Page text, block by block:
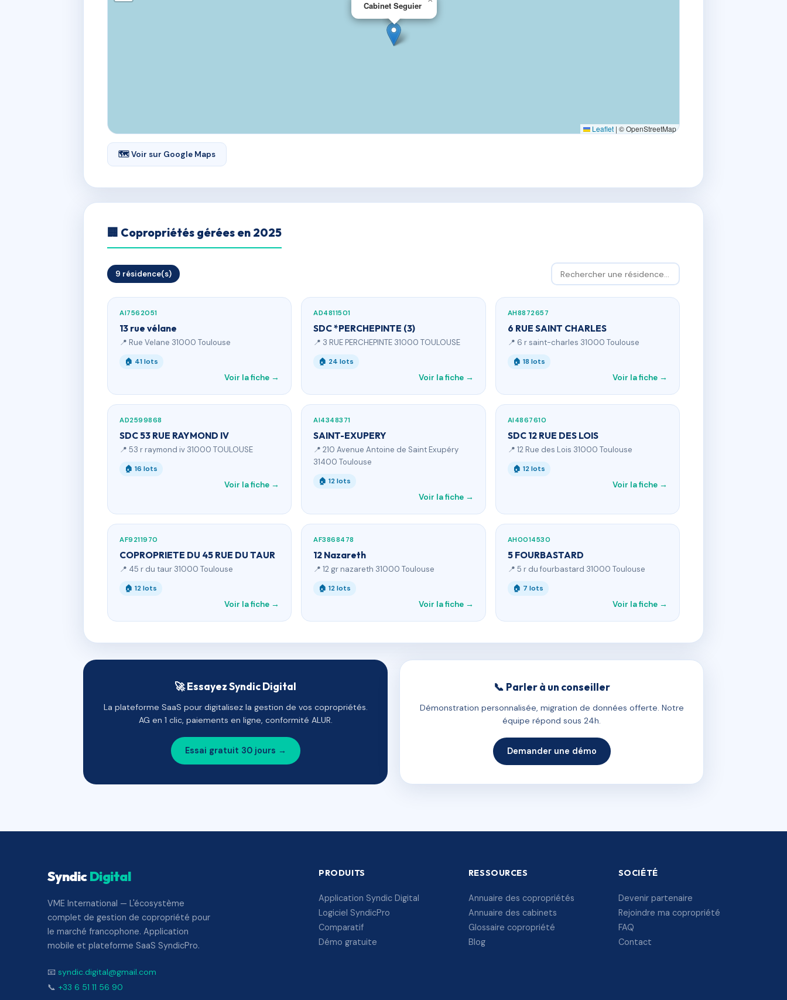
Cabinet Seguier
Leaflet | © OpenStreetMap
🗺 Voir sur Google Maps
🏢 Copropriétés gérées en 2025
9 résidence(s)
AI7562051
13 rue vélane
📍 Rue Velane 31000 Toulouse
🏠 41 lots
Voir la fiche →
AD4811501
SDC *PERCHEPINTE (3)
📍 3 RUE PERCHEPINTE 31000 TOULOUSE
🏠 24 lots
Voir la fiche →
AH8872657
6 RUE SAINT CHARLES
📍 6 r saint-charles 31000 Toulouse
🏠 18 lots
Voir la fiche →
AD2599868
SDC 53 RUE RAYMOND IV
📍 53 r raymond iv 31000 TOULOUSE
🏠 16 lots
Voir la fiche →
AI4348371
SAINT-EXUPERY
📍 210 Avenue Antoine de Saint Exupéry
31400 Toulouse
🏠 12 lots
Voir la fiche →
AI4867610
SDC 12 RUE DES LOIS
📍 12 Rue des Lois 31000 Toulouse
🏠 12 lots
Voir la fiche →
AF9211970
COPROPRIETE DU 45 RUE DU TAUR
📍 45 r du taur 31000 Toulouse
🏠 12 lots
Voir la fiche →
AF3868478
12 Nazareth
📍 12 gr nazareth 31000 Toulouse
🏠 12 lots
Voir la fiche →
AH0014530
5 FOURBASTARD
📍 5 r du fourbastard 31000 Toulouse
🏠 7 lots
Voir la fiche →
🚀 Essayez Syndic Digital
La plateforme SaaS pour digitalisez la gestion de vos copropriétés.
AG en 1 clic, paiements en ligne, conformité ALUR.
Essai gratuit 30 jours →
📞 Parler à un conseiller
Démonstration personnalisée, migration de données offerte. Notre
équipe répond sous 24h.
Demander une démo
SyndicDigital
VME International — L'écosystème
complet de gestion de copropriété pour
le marché francophone. Application
mobile et plateforme SaaS SyndicPro.
📧 syndic.digital@gmail.com
📞 +33 6 51 11 56 90
PRODUITS
Application Syndic Digital
Logiciel SyndicPro
Comparatif
Démo gratuite
RESSOURCES
Annuaire des copropriétés
Annuaire des cabinets
Glossaire copropriété
Blog
SOCIÉTÉ
Devenir partenaire
Rejoindre ma copropriété
FAQ
Contact